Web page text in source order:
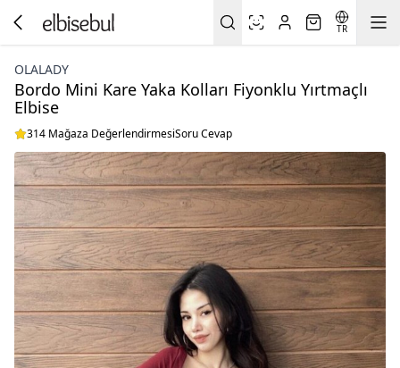
TR
OLALADY
Bordo Mini Kare Yaka Kolları Fiyonklu Yırtmaçlı
Elbise
314 Mağaza DeğerlendirmesiSoru Cevap